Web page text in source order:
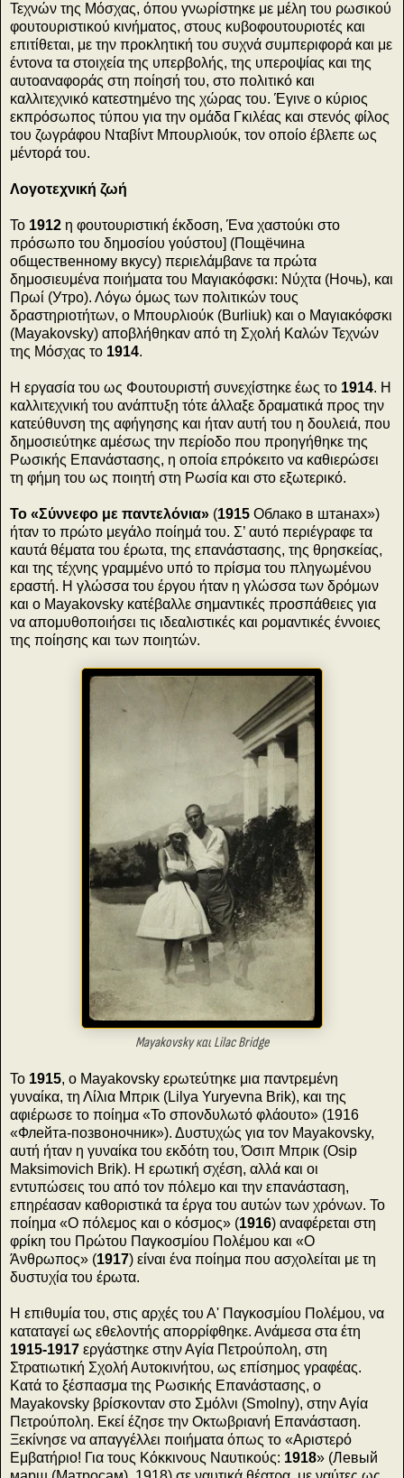
Τεχνών της Μόσχας, όπου γνωρίστηκε με μέλη του ρωσικού
φουτουριστικού κινήματος, στους κυβοφουτουριοτές και
επιτίθεται, με την προκλητική του συχνά συμπεριφορά και με
έντονα τα στοιχεία της υπερβολής, της υπεροψίας και της
αυτοαναφοράς στη ποίησή του, στο πολιτικό και
καλλιτεχνικό κατεστημένο της χώρας του. Έγινε ο κύριος
εκπρόσωπος τύπου για την ομάδα Γκιλέας και στενός φίλος
του ζωγράφου Νταβίντ Μπουρλιούκ, τον οποίο έβλεπε ως
μέντορά του.
Λογοτεχνική ζωή
Το 1912 η φουτουριστική έκδοση, Ένα χαστούκι στο
πρόσωπο του δημοσίου γούστου] (Пощёчина
общественному вкусу) περιελάμβανε τα πρώτα
δημοσιευμένα ποιήματα του Μαγιακόφσκι: Νύχτα (Ночь), και
Πρωί (Утро). Λόγω όμως των πολιτικών τους
δραστηριοτήτων, ο Μπουρλιούκ (Burliuk) και ο Μαγιακόφσκι
(Mayakovsky) αποβλήθηκαν από τη Σχολή Καλών Τεχνών
της Μόσχας το 1914.
Η εργασία του ως Φουτουριστή συνεχίστηκε έως το 1914. Η
καλλιτεχνική του ανάπτυξη τότε άλλαξε δραματικά προς την
κατεύθυνση της αφήγησης και ήταν αυτή του η δουλειά, που
δημοσιεύτηκε αμέσως την περίοδο που προηγήθηκε της
Ρωσικής Επανάστασης, η οποία επρόκειτο να καθιερώσει
τη φήμη του ως ποιητή στη Ρωσία και στο εξωτερικό.
Το «Σύννεφο με παντελόνια» (1915 Облако в штанах»)
ήταν το πρώτο μεγάλο ποίημά του. Σ’ αυτό περιέγραφε τα
καυτά θέματα του έρωτα, της επανάστασης, της θρησκείας,
και της τέχνης γραμμένο υπό το πρίσμα του πληγωμένου
εραστή. Η γλώσσα του έργου ήταν η γλώσσα των δρόμων
και ο Mayakovsky κατέβαλλε σημαντικές προσπάθειες για
να απομυθοποιήσει τις ιδεαλιστικές και ρομαντικές έννοιες
της ποίησης και των ποιητών.
Mayakovsky και Lilac Bridge
Το 1915, ο Mayakovsky ερωτεύτηκε μια παντρεμένη
γυναίκα, τη Λίλια Μπρικ (Lilya Yuryevna Brik), και της
αφιέρωσε το ποίημα «Το σπονδυλωτό φλάουτο» (1916
«Флейта-позвоночник»). Δυστυχώς για τον Mayakovsky,
αυτή ήταν η γυναίκα του εκδότη του, Όσιπ Μπρικ (Osip
Maksimovich Brik). Η ερωτική σχέση, αλλά και οι
εντυπώσεις του από τον πόλεμο και την επανάσταση,
επηρέασαν καθοριστικά τα έργα του αυτών των χρόνων. Το
ποίημα «Ο πόλεμος και ο κόσμος» (1916) αναφέρεται στη
φρίκη του Πρώτου Παγκοσμίου Πολέμου και «Ο
Άνθρωπος» (1917) είναι ένα ποίημα που ασχολείται με τη
δυστυχία του έρωτα.
Η επιθυμία του, στις αρχές του Α' Παγκοσμίου Πολέμου, να
καταταγεί ως εθελοντής απορρίφθηκε. Ανάμεσα στα έτη
1915-1917 εργάστηκε στην Αγία Πετρούπολη, στη
Στρατιωτική Σχολή Αυτοκινήτου, ως επίσημος γραφέας.
Κατά το ξέσπασμα της Ρωσικής Επανάστασης, ο
Mayakovsky βρίσκονταν στο Σμόλνι (Smolny), στην Αγία
Πετρούπολη. Εκεί έζησε την Οκτωβριανή Επανάσταση.
Ξεκίνησε να απαγγέλλει ποιήματα όπως το «Αριστερό
Εμβατήριο! Για τους Κόκκινους Ναυτικούς: 1918» (Левый